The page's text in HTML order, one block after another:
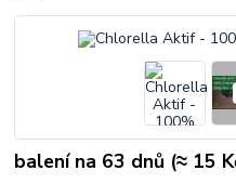
balení na 63 dnů (≈ 15